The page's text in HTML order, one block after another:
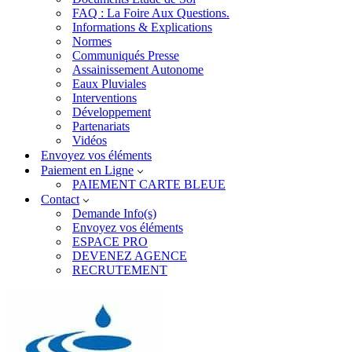
FAQ : La Foire Aux Questions.
Informations & Explications
Normes
Communiqués Presse
Assainissement Autonome
Eaux Pluviales
Interventions
Développement
Partenariats
Vidéos
Envoyez vos éléments
Paiement en Ligne
PAIEMENT CARTE BLEUE
Contact
Demande Info(s)
Envoyez vos éléments
ESPACE PRO
DEVENEZ AGENCE
RECRUTEMENT